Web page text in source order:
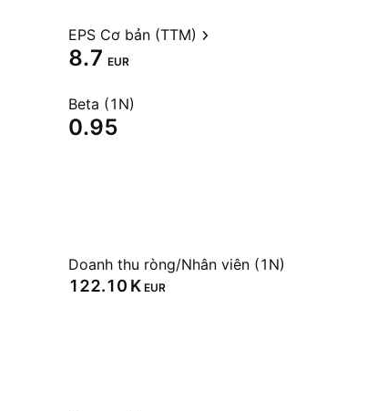
EPS Cơ bản (TTM)
8.7 EUR
Beta (1N)
0.95
Doanh thu ròng/Nhân viên (1N)
‪122.10 K‬ EUR